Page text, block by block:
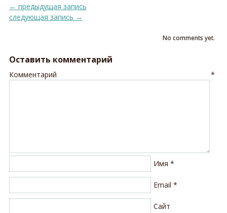
← предыдущая запись
следующая запись →
No comments yet.
Оставить комментарий
Комментарий*
Имя *
Email *
Сайт